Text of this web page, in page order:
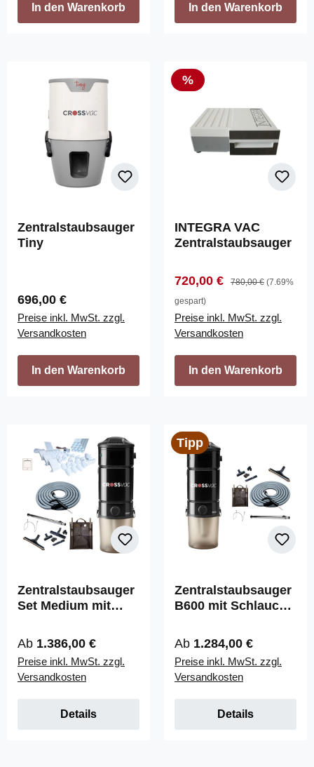
In den Warenkorb In den Warenkorb
Zentralstaubsauger
Tiny
Regulärer Preis:
696,00 €
Preise inkl. MwSt. zzgl.
Versandkosten
In den Warenkorb
Rabatt
%
INTEGRA VAC
Zentralstaubsauger
Verkaufspreis:
720,00 € Regulärer Preis:
780,00 € (7.69%
gespart)
Preise inkl. MwSt. zzgl.
Versandkosten
In den Warenkorb
Zentralstaubsauger
Set Medium mit
On/Off, 3x
Saugdosen &
Installationsmaterial
Regulärer Preis:
Ab 1.386,00 €
Preise inkl. MwSt. zzgl.
Versandkosten
Details
Tipp
Zentralstaubsauger
B600 mit Schlauch-
Regulärer Preis:
Ab 1.284,00 €
Preise inkl. MwSt. zzgl.
Versandkosten
Details